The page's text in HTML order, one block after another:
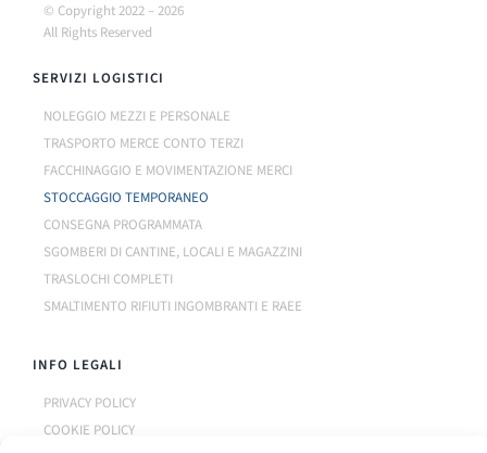
© Copyright 2022 –2026
All Rights Reserved
SERVIZI LOGISTICI
NOLEGGIO MEZZI E PERSONALE
TRASPORTO MERCE CONTO TERZI
FACCHINAGGIO E MOVIMENTAZIONE MERCI
STOCCAGGIO TEMPORANEO
CONSEGNA PROGRAMMATA
SGOMBERI DI CANTINE, LOCALI E MAGAZZINI
TRASLOCHI COMPLETI
SMALTIMENTO RIFIUTI INGOMBRANTI E RAEE
INFO LEGALI
PRIVACY POLICY
COOKIE POLICY